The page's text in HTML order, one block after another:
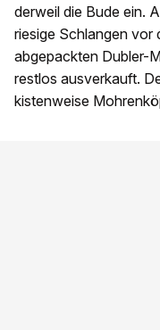
derweil die Bude ein.
riesige Schlangen vor
abgepackten Dubler-
restlos ausverkauft.
kistenweise